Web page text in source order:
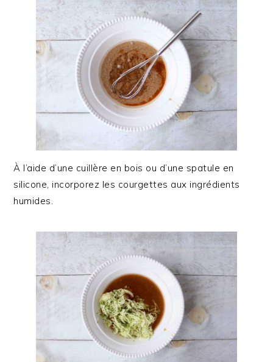
À l’aide d’une cuillère en bois ou d’une spatule en
silicone, incorporez les courgettes aux ingrédients
humides.